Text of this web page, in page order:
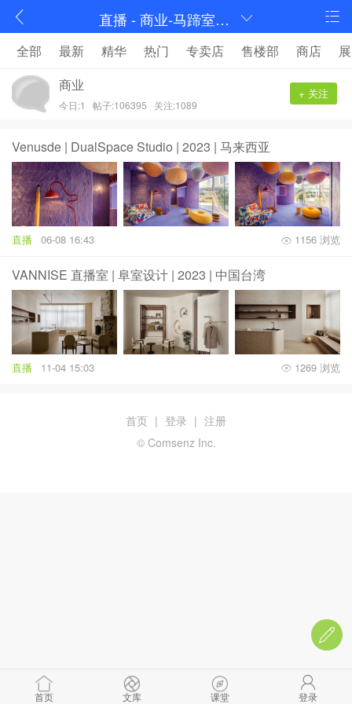
直播 - 商业-马蹄室内设计论坛-序赞网
全部 最新 精华 热门 专卖店 售楼部 商店
商业
今日:1 帖子:106395 关注:1089
+ 关注
Venusde | DualSpace Studio | 2023 | 马来西亚
直播 06-08 16:43 1156 浏览
VANNISE 直播室 | 阜室设计 | 2023 | 中国台湾
直播 11-04 15:03 1269 浏览
首页 文库 课堂 登录
首页 | 登录 | 注册
© Comsenz Inc.